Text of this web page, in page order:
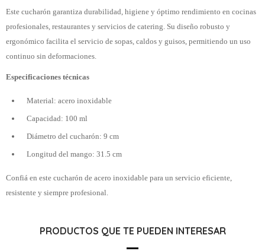
Este cucharón garantiza durabilidad, higiene y óptimo rendimiento en cocinas
profesionales, restaurantes y servicios de catering. Su diseño robusto y
ergonómico facilita el servicio de sopas, caldos y guisos, permitiendo un uso
continuo sin deformaciones.
Especificaciones técnicas
Material: acero inoxidable
Capacidad: 100 ml
Diámetro del cucharón: 9 cm
Longitud del mango: 31.5 cm
Confiá en este cucharón de acero inoxidable para un servicio eficiente,
resistente y siempre profesional.
PRODUCTOS QUE TE PUEDEN INTERESAR